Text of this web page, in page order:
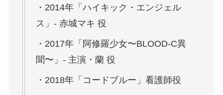
・2014年「ハイキック・エンジェル
ス」- 赤城マキ 役
・2017年「阿修羅少女〜BLOOD-C異
聞〜」- 主演・蘭 役
・2018年「コードブルー」看護師役